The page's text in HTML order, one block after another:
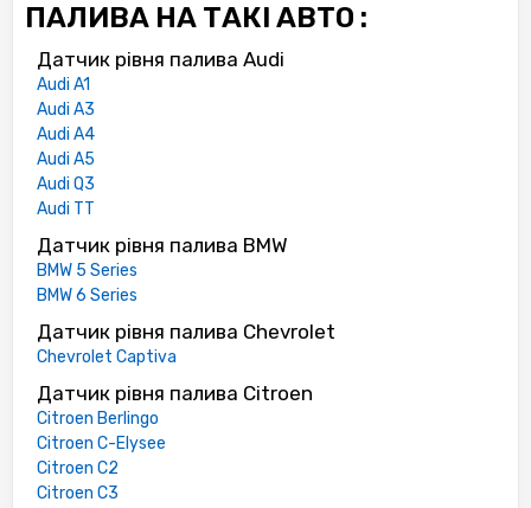
ПАЛИВА НА ТАКІ АВТО :
Датчик рівня палива Audi
Audi A1
Audi A3
Audi A4
Audi A5
Audi Q3
Audi TT
Датчик рівня палива BMW
BMW 5 Series
BMW 6 Series
Датчик рівня палива Chevrolet
Chevrolet Captiva
Датчик рівня палива Citroen
Citroen Berlingo
Citroen C-Elysee
Citroen C2
Citroen C3